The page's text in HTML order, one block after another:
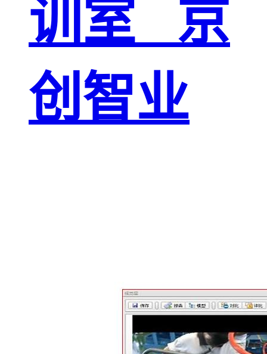
训室 _京
创智业